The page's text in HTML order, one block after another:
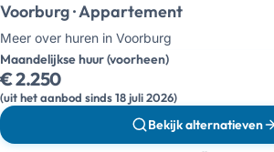
Voorburg · Appartement
Meer over huren in Voorburg
Maandelijkse huur (voorheen)
€ 2.250
(uit het aanbod sinds 18 juli 2026)
Bekijk alternatieven